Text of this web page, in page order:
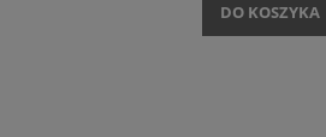
DO KOSZYKA